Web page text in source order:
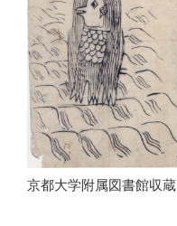
京都大学附属図書館収蔵